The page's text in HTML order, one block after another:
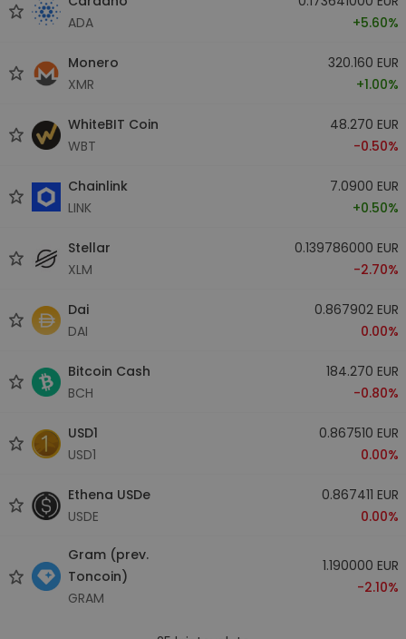
ADA
+5.60%
Monero
XMR
320.160 EUR
+1.00%
WhiteBIT Coin
WBT
48.270 EUR
-0.50%
Chainlink
LINK
7.0900 EUR
+0.50%
Stellar
XLM
0.139786000 EUR
-2.70%
Dai
DAI
0.867902 EUR
0.00%
Bitcoin Cash
BCH
184.270 EUR
-0.80%
USD1
USD1
0.867510 EUR
0.00%
Ethena USDe
USDE
0.867411 EUR
0.00%
Gram (prev.
Toncoin)
GRAM
1.190000 EUR
-2.10%